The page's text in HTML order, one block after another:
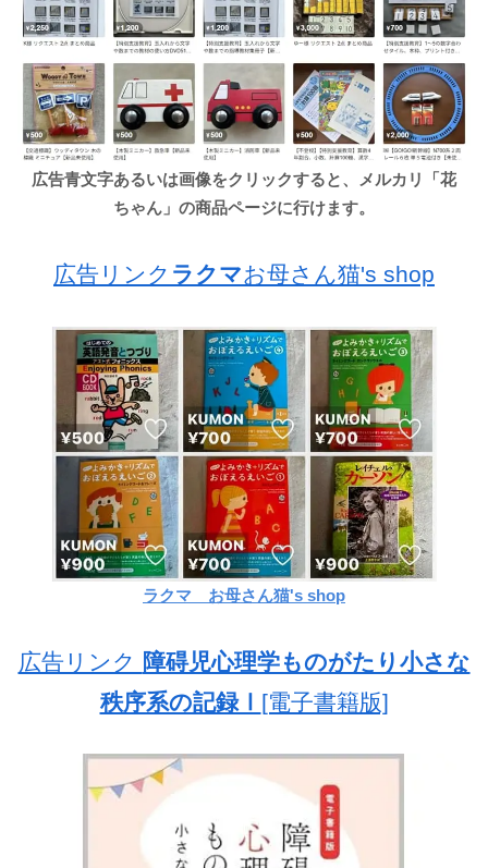
広告青文字あるいは画像をクリックすると、メルカリ「花
ちゃん」の商品ページに行けます。
広告リンク ラクマお母さん猫's shop
ラクマ お母さん猫's shop
広告リンク 障碍児心理学ものがたり小さな
秩序系の記録Ⅰ [電子書籍版]